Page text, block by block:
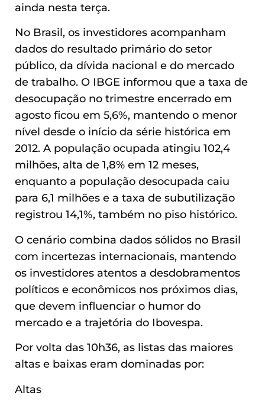
ainda nesta terça.
No Brasil, os investidores acompanham
dados do resultado primário do setor
público, da dívida nacional e do mercado
de trabalho. O IBGE informou que a taxa de
desocupação no trimestre encerrado em
agosto ficou em 5,6%, mantendo o menor
nível desde o início da série histórica em
2012. A população ocupada atingiu 102,4
milhões, alta de 1,8% em 12 meses,
enquanto a população desocupada caiu
para 6,1 milhões e a taxa de subutilização
registrou 14,1%, também no piso histórico.
O cenário combina dados sólidos no Brasil
com incertezas internacionais, mantendo
os investidores atentos a desdobramentos
políticos e econômicos nos próximos dias,
que devem influenciar o humor do
mercado e a trajetória do Ibovespa.
Por volta das 10h36, as listas das maiores
altas e baixas eram dominadas por:
Altas